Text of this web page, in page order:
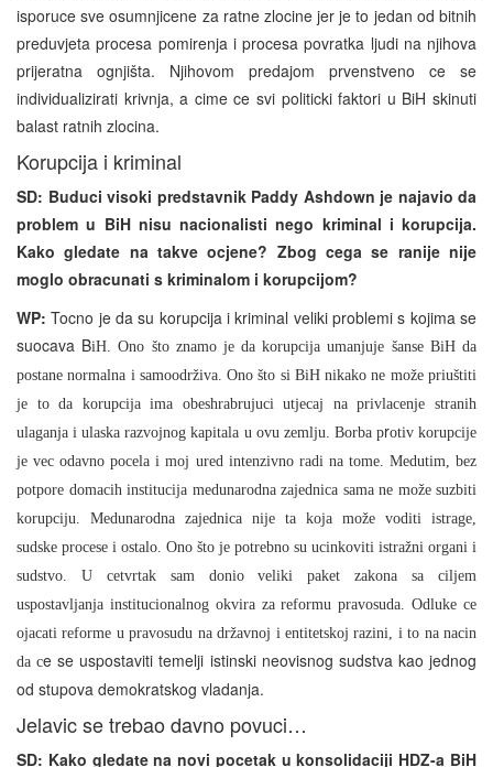
isporuce sve osumnjicene za ratne zlocine jer je to jedan od bitnih
preduvjeta procesa pomirenja i procesa povratka ljudi na njihova
prijeratna ognjišta. Njihovom predajom prvenstveno ce se
individualizirati krivnja, a cime ce svi politicki faktori u BiH skinuti
balast ratnih zlocina.
Korupcija i kriminal
SD: Buduci visoki predstavnik Paddy Ashdown je najavio da
problem u BiH nisu nacionalisti nego kriminal i korupcija.
Kako gledate na takve ocjene? Zbog cega se ranije nije
moglo obracunati s kriminalom i korupcijom?
WP:Tocno je da su korupcija i kriminal veliki problemi s kojima se
suocava BiH. Ono što znamo je da korupcija umanjuje šanse BiH da
postane normalna i samoodrživa. Ono što si BiH nikako ne može priuštiti
je to da korupcija ima obeshrabrujuci utjecaj na privlacenje stranih
ulaganja i ulaska razvojnog kapitala u ovu zemlju. Borba protiv korupcije
je vec odavno pocela i moj ured intenzivno radi na tome. Medutim, bez
potpore domacih institucija medunarodna zajednica sama ne može suzbiti
korupciju. Medunarodna zajednica nije ta koja može voditi istrage,
sudske procese i ostalo. Ono što je potrebno su ucinkoviti istražni organi i
sudstvo. U cetvrtak sam donio veliki paket zakona sa ciljem
uspostavljanja institucionalnog okvira za reformu pravosuda. Odluke ce
ojacati reforme u pravosudu na državnoj i entitetskoj razini, i to na nacin
da ce se uspostaviti temelji istinski neovisnog sudstva kao jednog
od stupova demokratskog vladanja.
Jelavic se trebao davno povuci…
SD: Kako gledate na novi pocetak u konsolidaciji HDZ-a BiH